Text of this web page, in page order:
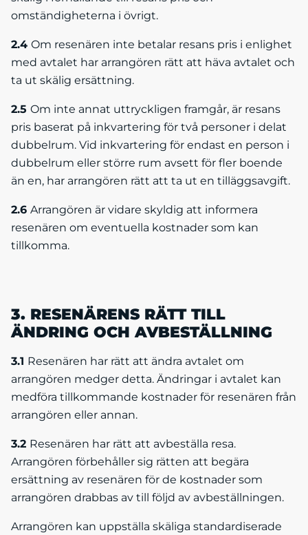
omständigheterna i övrigt.
2.4 Om resenären inte betalar resans pris i enlighet
med avtalet har arrangören rätt att häva avtalet och
ta ut skälig ersättning.
2.5 Om inte annat uttryckligen framgår, är resans
pris baserat på inkvartering för två personer i delat
dubbelrum. Vid in­kvartering för endast en person i
dubbelrum eller större rum avsett för fler boende
än en, har arrangören rätt att ta ut en tilläggsavgift.
2.6 Arrangören är vidare skyldig att informera
resenären om eventuella kostnader som kan
tillkomma.
3. RESENÄRENS RÄTT TILL
ÄNDRING OCH AVBESTÄLLNING
3.1 Resenären har rätt att ändra avtalet om
arrangören medger detta. Ändringar i avtalet kan
medföra tillkommande kostnader för resenären från
arrangören eller annan.
3.2 Resenären har rätt att avbeställa resa.
Arrangören förbehåller sig rätten att begära
ersättning av resenären för de kostnader som
arrangören drabbas av till följd av avbeställningen.
Arrangören kan uppställa skäliga standardiserade